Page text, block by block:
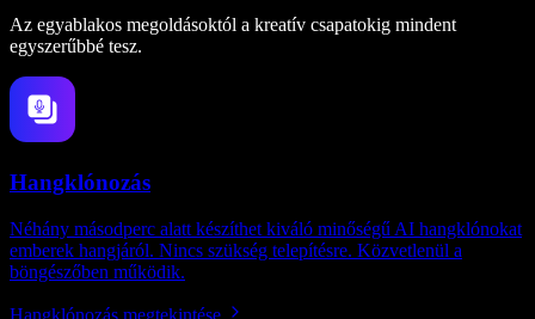
Az egyablakos megoldásoktól a kreatív csapatokig mindent
egyszerűbbé tesz.
Hangklónozás
Néhány másodperc alatt készíthet kiváló minőségű AI hangklónokat
emberek hangjáról. Nincs szükség telepítésre. Közvetlenül a
böngészőben működik.
Hangklónozás megtekintése